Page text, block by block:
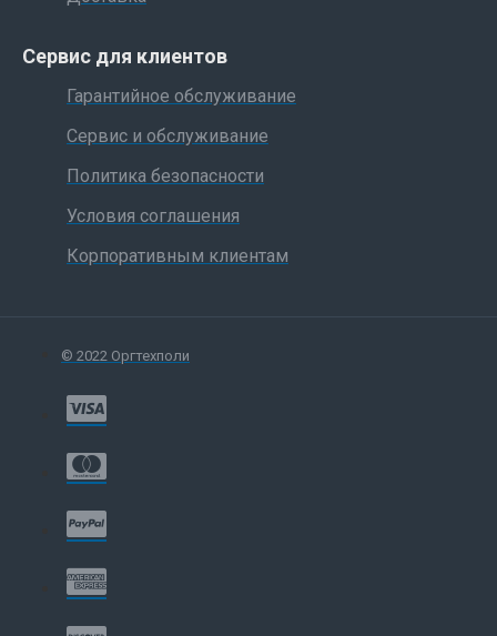
Сервис для клиентов
Гарантийное обслуживание
Сервис и обслуживание
Политика безопасности
Условия соглашения
Корпоративным клиентам
© 2022 Оргтехполи